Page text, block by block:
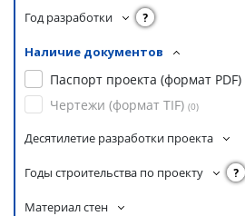
Год разработки ?
Наличие документов
Паспорт проекта (формат PDF)
Чертежи (формат TIF) (0)
Десятилетие разработки проекта
Годы строительства по проекту ?
Материал стен